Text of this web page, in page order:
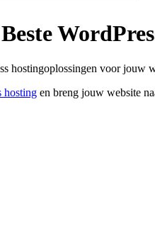
hostingoplossingen voor
hosting en breng jouw website